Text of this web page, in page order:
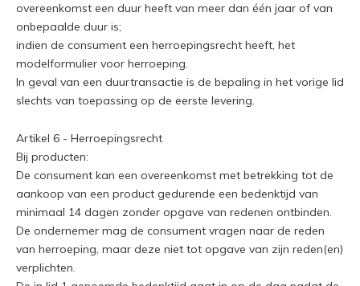
overeenkomst een duur heeft van meer dan één jaar of van
onbepaalde duur is;
indien de consument een herroepingsrecht heeft, het
modelformulier voor herroeping.
In geval van een duurtransactie is de bepaling in het vorige lid
slechts van toepassing op de eerste levering.
Artikel 6 - Herroepingsrecht
Bij producten:
De consument kan een overeenkomst met betrekking tot de
aankoop van een product gedurende een bedenktijd van
minimaal 14 dagen zonder opgave van redenen ontbinden.
De ondernemer mag de consument vragen naar de reden
van herroeping, maar deze niet tot opgave van zijn reden(en)
verplichten.